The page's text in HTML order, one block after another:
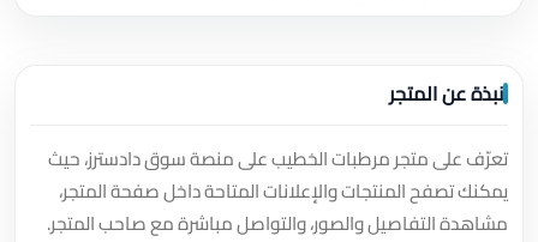
نبذة عن المتجر
تعرّف على متجر مرطبات الخطيب على منصة سوق دادسترز، حيث
يمكنك تصفح المنتجات والإعلانات المتاحة داخل صفحة المتجر،
مشاهدة التفاصيل والصور، والتواصل مباشرة مع صاحب المتجر.